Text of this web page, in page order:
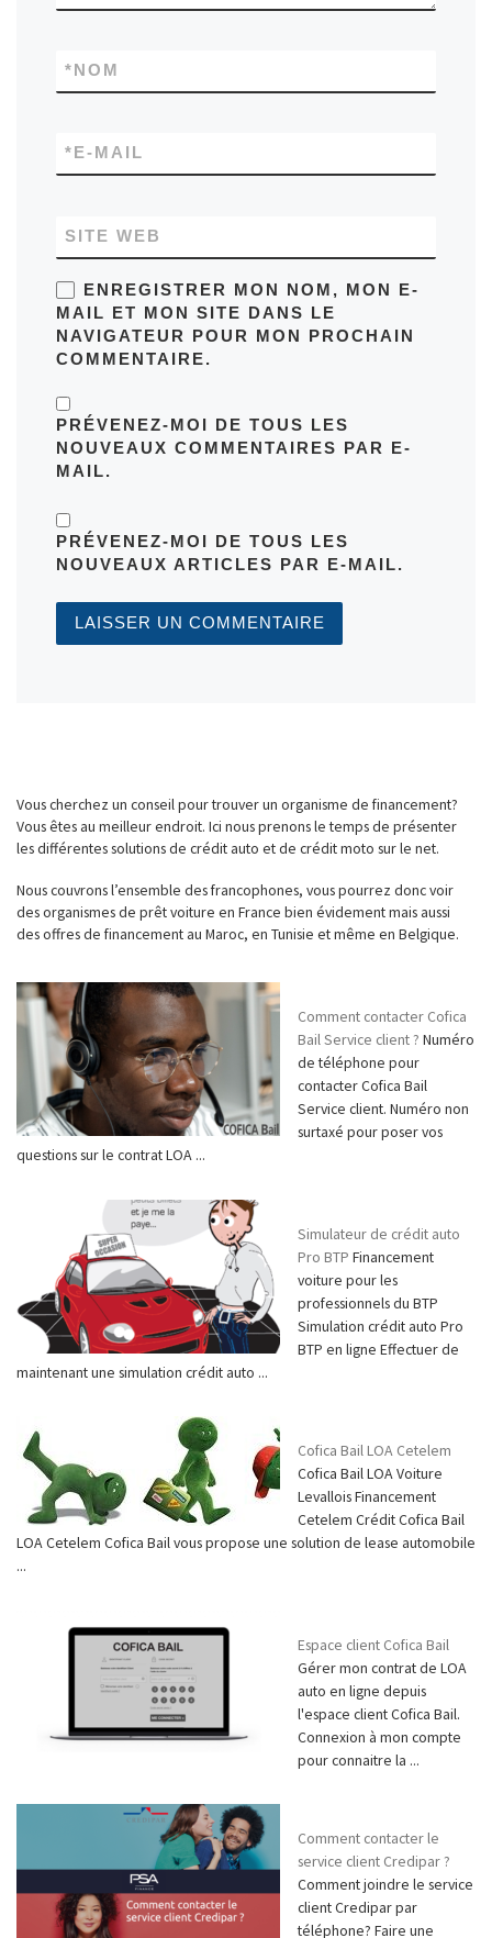
NOM
*
E-MAIL
*
SITE WEB
ENREGISTRER MON NOM, MON E-
MAIL ET MON SITE DANS LE
NAVIGATEUR POUR MON PROCHAIN
COMMENTAIRE.
PRÉVENEZ-MOI DE TOUS LES
NOUVEAUX COMMENTAIRES PAR E-
MAIL.
PRÉVENEZ-MOI DE TOUS LES
NOUVEAUX ARTICLES PAR E-MAIL.
Vous cherchez un conseil pour trouver un organisme de financement?
Vous êtes au meilleur endroit. Ici nous prenons le temps de présenter
les différentes solutions de crédit auto et de crédit moto sur le net.
Nous couvrons l’ensemble des francophones, vous pourrez donc voir
des organismes de prêt voiture en France bien évidement mais aussi
des offres de financement au Maroc, en Tunisie et même en Belgique.
Comment contacter Cofica
Bail Service client ? Numéro
de téléphone pour
contacter Cofica Bail
Service client. Numéro non
surtaxé pour poser vos
questions sur le contrat LOA ...
Simulateur de crédit auto
Pro BTP Financement
voiture pour les
professionnels du BTP
Simulation crédit auto Pro
BTP en ligne Effectuer de
maintenant une simulation crédit auto ...
Cofica Bail LOA Cetelem
Cofica Bail LOA Voiture
Levallois Financement
Cetelem Crédit Cofica Bail
LOA Cetelem Cofica Bail vous propose une solution de lease automobile
...
Espace client Cofica Bail
Gérer mon contrat de LOA
auto en ligne depuis
l'espace client Cofica Bail.
Connexion à mon compte
pour connaitre la ...
Comment contacter le
service client Credipar ?
Comment joindre le service
client Credipar par
téléphone? Faire une